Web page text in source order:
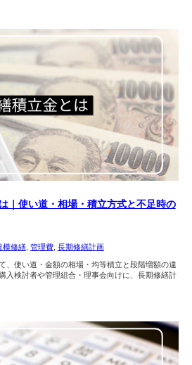
｜使い道・相場・積立方式と不足時の
模修繕, 管理費, 長期修繕計画
、使い道・金額の相場・均等積立と段階増額の違
入検討者や管理組合・理事会向けに、長期修繕計